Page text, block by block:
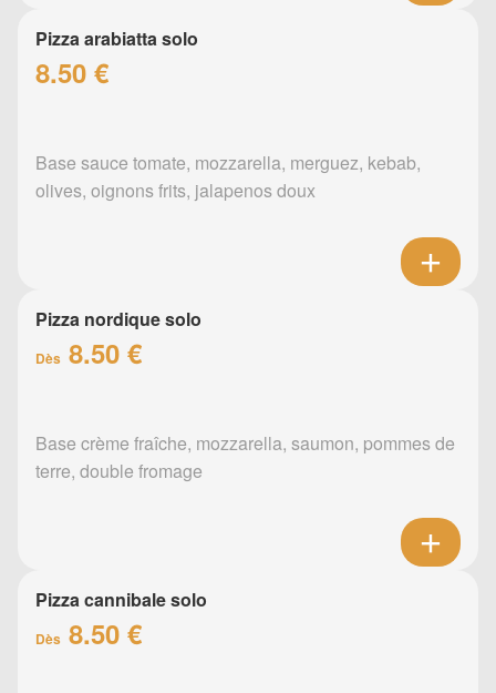
Pizza arabiatta solo
8.50 €
Base sauce tomate, mozzarella, merguez, kebab,
olives, oignons frits, jalapenos doux
Pizza nordique solo
Dès 8.50 €
Base crème fraîche, mozzarella, saumon, pommes de
terre, double fromage
Pizza cannibale solo
Dès 8.50 €